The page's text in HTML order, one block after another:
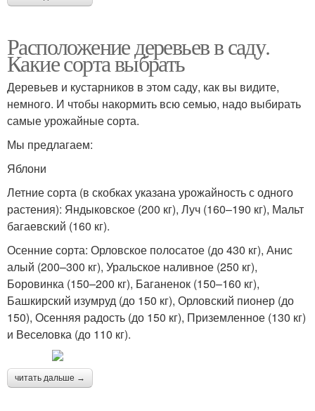
Расположение деревьев в саду.
Какие сорта выбрать
Деревьев и кустарников в этом саду, как вы видите,
немного. И чтобы накормить всю семью, надо выбирать
самые урожайные сорта.
Мы предлагаем:
Яблони
Летние сорта (в скобках указана урожайность с одного
растения): Яндыковское (200 кг), Луч (160–190 кг), Мальт
багаевский (160 кг).
Осенние сорта: Орловское полосатое (до 430 кг), Анис
алый (200–300 кг), Уральское наливное (250 кг),
Боровинка (150–200 кг), Баганенок (150–160 кг),
Башкирский изумруд (до 150 кг), Орловский пионер (до
150), Осенняя радость (до 150 кг), Приземленное (130 кг)
и Веселовка (до 110 кг).
читать дальше →